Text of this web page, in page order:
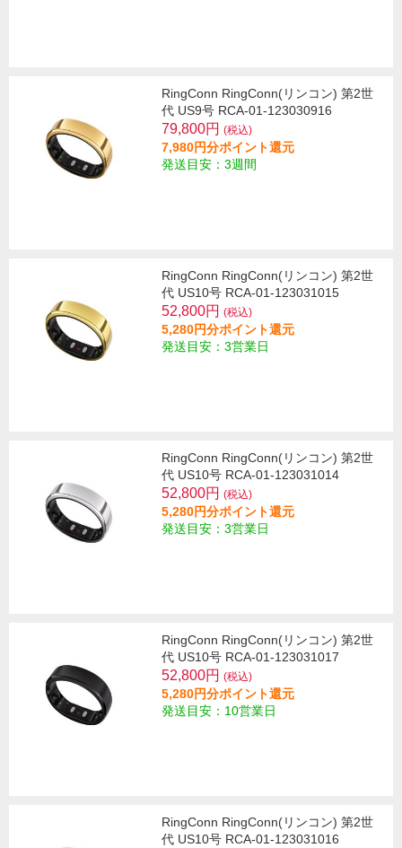
RingConn RingConn(リンコン) 第2世
代 US9号 RCA-01-123030916
79,800円 (税込)
7,980円分ポイント還元
発送目安：3週間
RingConn RingConn(リンコン) 第2世
代 US10号 RCA-01-123031015
52,800円 (税込)
5,280円分ポイント還元
発送目安：3営業日
RingConn RingConn(リンコン) 第2世
代 US10号 RCA-01-123031014
52,800円 (税込)
5,280円分ポイント還元
発送目安：3営業日
RingConn RingConn(リンコン) 第2世
代 US10号 RCA-01-123031017
52,800円 (税込)
5,280円分ポイント還元
発送目安：10営業日
RingConn RingConn(リンコン) 第2世
代 US10号 RCA-01-123031016